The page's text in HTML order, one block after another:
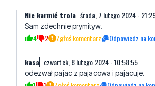
kasa czwartek, 8 lutego 2024 - 10:58:55
odezwał pajac z pajacowa i pajacuje.
Tymczasem środa, 7 lutego 2024 - 18:58:10